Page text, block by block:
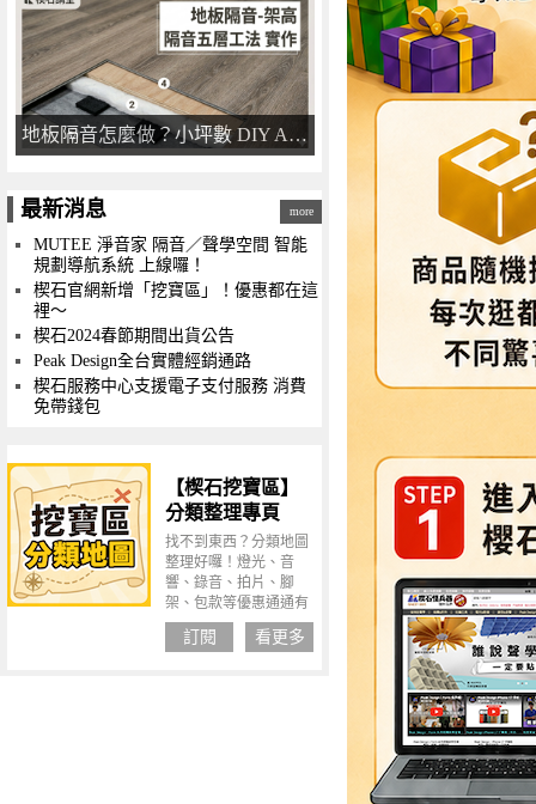
地板隔音怎麼做？小坪數 DIY A級 架高減震隔音地板 工法實例｜楔石講堂
最新消息 more
MUTEE 淨音家 隔音／聲學空間 智能
規劃導航系統 上線囉！
楔石官網新增「挖寶區」！優惠都在這
裡～
楔石2024春節期間出貨公告
Peak Design全台實體經銷通路
楔石服務中心支援電子支付服務 消費
免帶錢包
【楔石挖寶區】
分類整理專頁
找不到東西？分類地圖
整理好囉！燈光、音
響、錄音、拍片、腳
架、包款等優惠通通有
條有理，直接點圖開始
挖寶！
訂閱 看更多